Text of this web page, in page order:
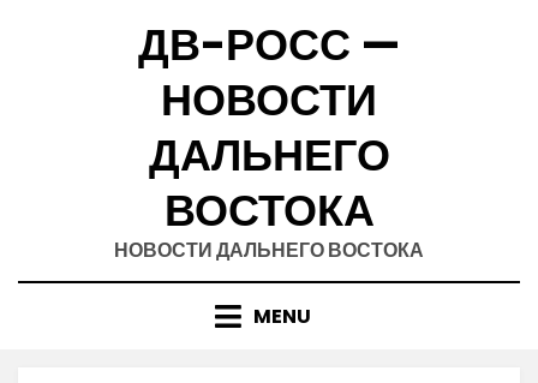
ДВ-РОСС —
НОВОСТИ
ДАЛЬНЕГО
ВОСТОКА
НОВОСТИ ДАЛЬНЕГО ВОСТОКА
MENU